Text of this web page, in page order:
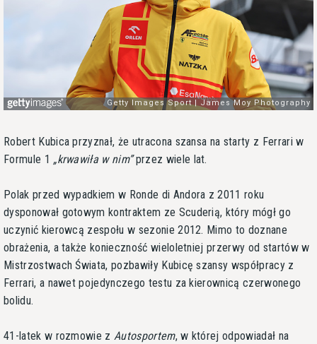
Robert Kubica przyznał, że utracona szansa na starty z Ferrari w
Formule 1
krwawiła w nim przez wiele lat.
Polak przed wypadkiem w Ronde di Andora z 2011 roku
dysponował gotowym kontraktem ze Scuderią, który mógł go
uczynić kierowcą zespołu w sezonie 2012. Mimo to doznane
obrażenia, a także konieczność wieloletniej przerwy od startów w
Mistrzostwach Świata, pozbawiły Kubicę szansy współpracy z
Ferrari, a nawet pojedynczego testu za kierownicą czerwonego
bolidu.
41-latek w rozmowie zAutosportem, w której odpowiadał na